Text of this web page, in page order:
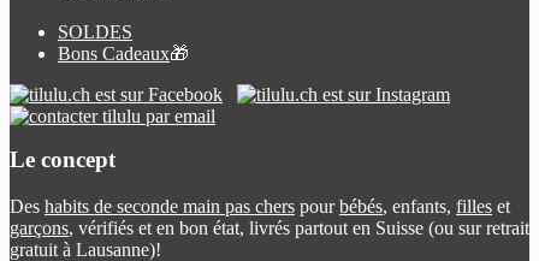
SOLDES
Bons Cadeaux🎁
Le concept
Des habits de seconde main pas chers pourbébés, enfants, filles et
garçons, vérifiés et en bon état, livrés partout en Suisse (ou sur retrait
gratuit à Lausanne)!